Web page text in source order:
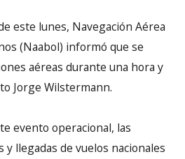
este lunes, Navegación Aérea
(Naabol) informó que se
aéreas durante una hora y
Jorge Wilstermann.
evento operacional, las
y llegadas de vuelos nacionales